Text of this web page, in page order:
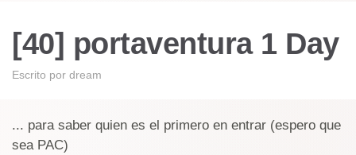
[40] portaventura 1 Day
Escrito por dream
... para saber quien es el primero en entrar (espero que
sea PAC)